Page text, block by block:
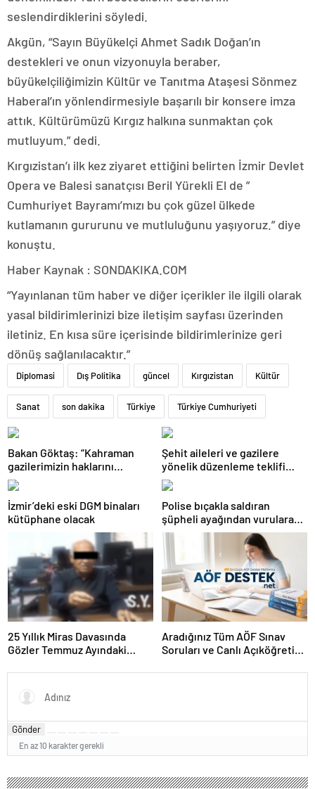
seslendirdiklerini söyledi.
Akgün, “Sayın Büyükelçi Ahmet Sadık Doğan’ın
destekleri ve onun vizyonuyla beraber,
büyükelçiliğimizin Kültür ve Tanıtma Ataşesi Sönmez
Haberal’ın yönlendirmesiyle başarılı bir konsere imza
attık. Kültürümüzü Kırgız halkına sunmaktan çok
mutluyum.” dedi.
Kırgızistan’ı ilk kez ziyaret ettiğini belirten İzmir Devlet
Opera ve Balesi sanatçısı Beril Yürekli El de ”
Cumhuriyet Bayramı’mızı bu çok güzel ülkede
kutlamanın gururunu ve mutluluğunu yaşıyoruz.” diye
konuştu.
Haber Kaynak : SONDAKIKA.COM
“Yayınlanan tüm haber ve diğer içerikler ile ilgili olarak
yasal bildirimlerinizi bize iletişim sayfası üzerinden
iletiniz. En kısa süre içerisinde bildirimlerinize geri
dönüş sağlanılacaktır.”
Diplomasi Dış Politika güncel Kırgızistan Kültür
Sanat son dakika Türkiye Türkiye Cumhuriyeti
Bakan Göktaş: “Kahraman
gazilerimizin haklarını
güçlendiren yeni bir dönemin
kapılarını aralıyoruz”
Şehit aileleri ve gazilere
yönelik düzenleme teklifi
Meclis’te kabul edildi
İzmir’deki eski DGM binaları
kütüphane olacak
Polise bıçakla saldıran
şüpheli ayağından vurularak
yakalandı
25 Yıllık Miras Davasında
Gözler Temmuz Ayındaki
Aradığınız Tüm AÖF Sınav
Soruları ve Canlı Açıköğretim
Gönder
En az 10 karakter gerekli